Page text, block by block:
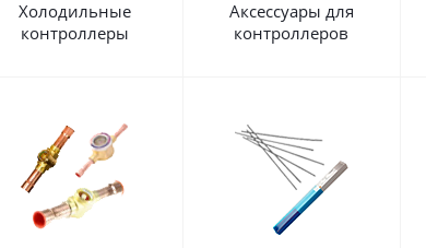
Холодильные
контроллеры
Аксессуары для
контроллеров